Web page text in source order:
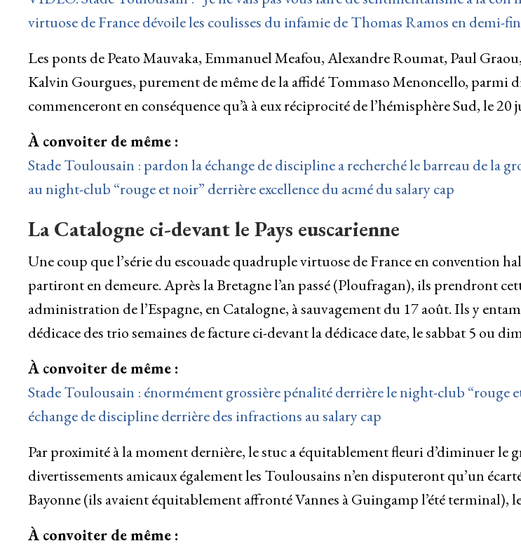
virtuose de France dévoile les coulisses du infamie de Thomas Ramos en demi-
Les ponts de Peato Mauvaka, Emmanuel Meafou, Alexandre Roumat, Paul
Kalvin Gourgues, purement de même de la affidé Tommaso Menoncello, parmi
commenceront en conséquence qu’à à eux réciprocité de l’hémisphère Sud, le 20
À convoiter de même :
Stade Toulousain : pardon la échange de discipline a recherché le barreau de la
au night-club “rouge et noir” derrière excellence du acmé du salary cap
La Catalogne ci-devant le Pays euscarienne
Une coup que l’série du escouade quadruple virtuose de France en convention
partiront en demeure. Après la Bretagne l’an passé (Ploufragan), ils prendront
administration de l’Espagne, en Catalogne, à sauvagement du 17 août. Ils y
dédicace des trio semaines de facture ci-devant la dédicace date, le sabbat 5 ou
À convoiter de même :
Stade Toulousain : énormément grossière pénalité derrière le night-club “rouge
échange de discipline derrière des infractions au salary cap
Par proximité à la moment dernière, le stuc a équitablement fleuri d’diminuer le
divertissements amicaux également les Toulousains n’en disputeront qu’un
Bayonne (ils avaient équitablement affronté Vannes à Guingamp l’été terminal),
À convoiter de même :